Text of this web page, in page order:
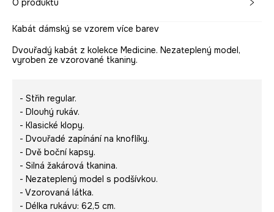
O produktu
Kabát dámský se vzorem více barev
Dvouřadý kabát z kolekce Medicine. Nezateplený model,
vyroben ze vzorované tkaniny.
- Střih regular.
- Dlouhý rukáv.
- Klasické klopy.
- Dvouřadé zapínání na knoflíky.
- Dvě boční kapsy.
- Silná žakárová tkanina.
- Nezateplený model s podšívkou.
- Vzorovaná látka.
- Délka rukávu: 62,5 cm.